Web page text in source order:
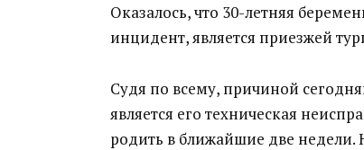
Оказалось, что 30-летняя
инцидент, является приезжей
Судя по всему, причиной
является его техническая
родить в ближайшие две